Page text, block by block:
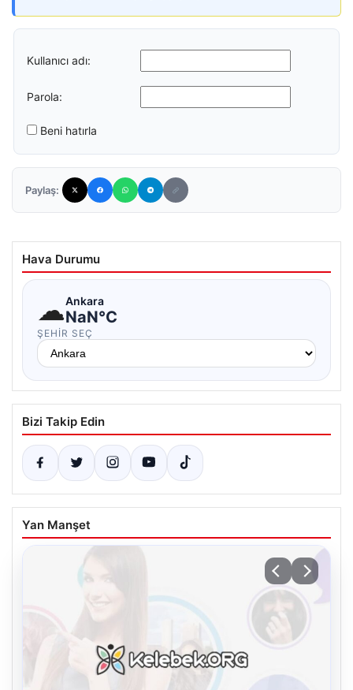
Kullanıcı adı:
Parola:
Beni hatırla
Paylaş:
Hava Durumu
☁Ankara
NaN°C
ŞEHIR SEÇ
Bizi Takip Edin
Yan Manşet